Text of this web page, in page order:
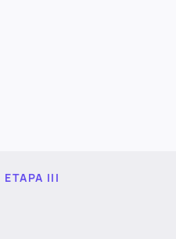
ETAPA III